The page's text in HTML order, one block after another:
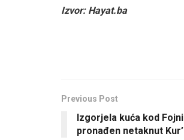
Izvor: Hayat.ba
Previous Post
Izgorjela kuća kod
pronađen netaknut